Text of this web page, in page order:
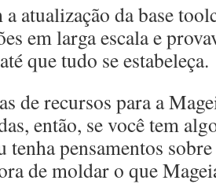
atualização da base
em larga escala e
que tudo se estabeleça.
de recursos para a
então, se você tem
pensamentos sobre
de moldar o que